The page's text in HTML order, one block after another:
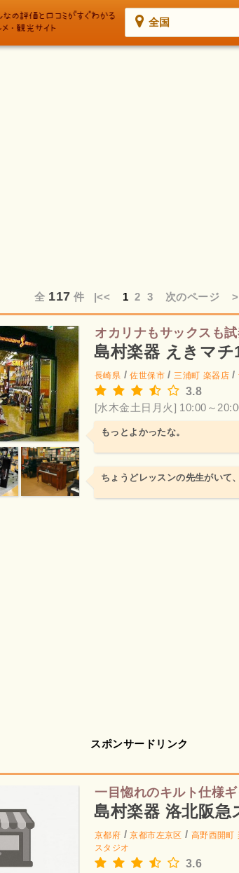
全国
全 117 件 |<< 12 3 次のページ
オカリナもサックスも試
島村楽器 えきマチ
長崎県 /佐世保市/ 三浦町 楽器店/
3.8
[水木金土日月火] 10:00～
もっとよかったな。
ちょうどレッスンの先生がいて
スポンサードリンク
一目惚れのキルト仕様ギ
島村楽器 洛北阪急
京都府 /京都市左京区 / 高野西開町
スタジオ
3.6